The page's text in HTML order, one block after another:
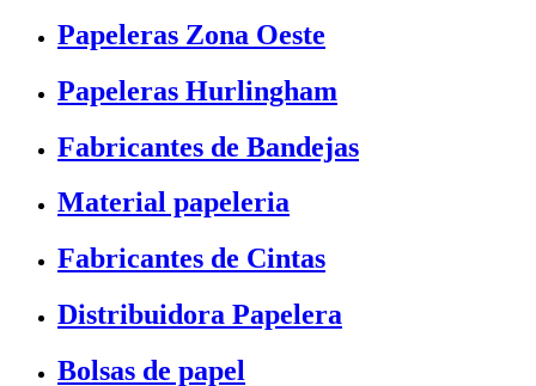
Papeleras Zona Oeste
Papeleras Hurlingham
Fabricantes de Bandejas
Material papeleria
Fabricantes de Cintas
Distribuidora Papelera
Bolsas de papel